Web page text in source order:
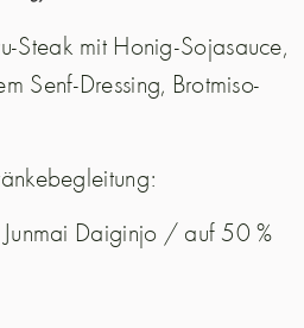
Steak mit Honig-Sojasauce,
Senf-Dressing, Brotmiso-
Daiginjo / auf 50 %